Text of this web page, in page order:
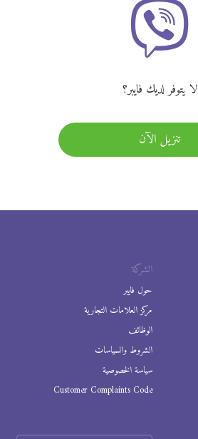
لا يتوفر لديك فايبر؟
تنزيل الآن
الشركة
حول فايبر
مركز العلامات التجارية
الوظائف
الشروط والسياسات
سياسة الخصوصية
Customer Complaints Code